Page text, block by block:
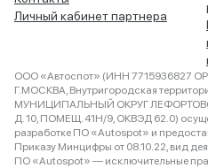
Личный кабинет партнера
ООО «Автоспот» (ИНН 7715936827
Г.МОСКВА, Внутригородская
МУНИЦИПАЛЬНЫЙ ОКРУГ
Д. 10, ПОМЕЩ. 41Н/9, ОКВЭД 62.0)
разработке ПО «Autospot» и
Приказу Минцифры от 08.10.22, вид
ПО «Autospot» — исключительные